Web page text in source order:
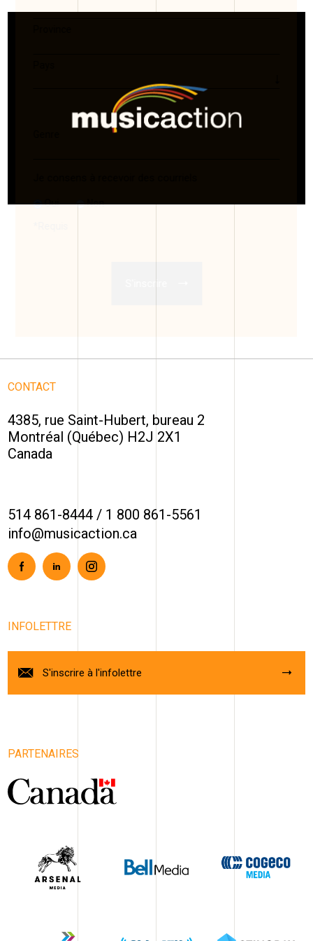
CONTACT
4385, rue Saint-Hubert, bureau 2
Montréal (Québec) H2J 2X1
Canada
514 861-8444 / 1 800 861-5561
info@musicaction.ca
FacebookLinkedinInstagram
INFOLETTRE
S'inscrire à l'infolettre
PARTENAIRES
Oui Non